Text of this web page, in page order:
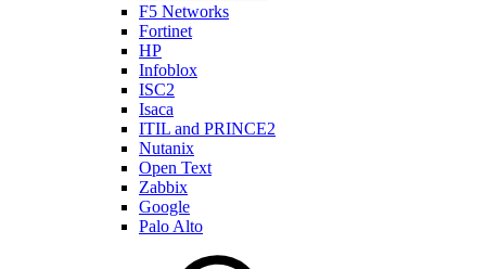
F5 Networks
Fortinet
HP
Infoblox
ISC2
Isaca
ITIL and PRINCE2
Nutanix
Open Text
Zabbix
Google
Palo Alto